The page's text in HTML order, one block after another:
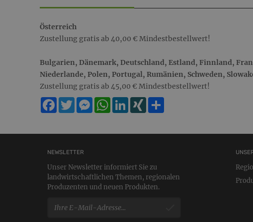
Österreich
Zustellung gratis ab 40,00 € Mindestbestellwert!
Bulgarien, Dänemark, Deutschland, Estland, Finnland,
Niederlande, Polen, Portugal, Rumänien, Schweden,
Zustellung gratis ab 45,00 € Mindestbestellwert!
Facebook
TwitterMessengerWhatsApp
LinkedInXING
NEWSLETTER
Unser Newsletter informiert Sie zu
landwirtschaftlichen Themen, regionalen
Produzenten und neuen Produkten.